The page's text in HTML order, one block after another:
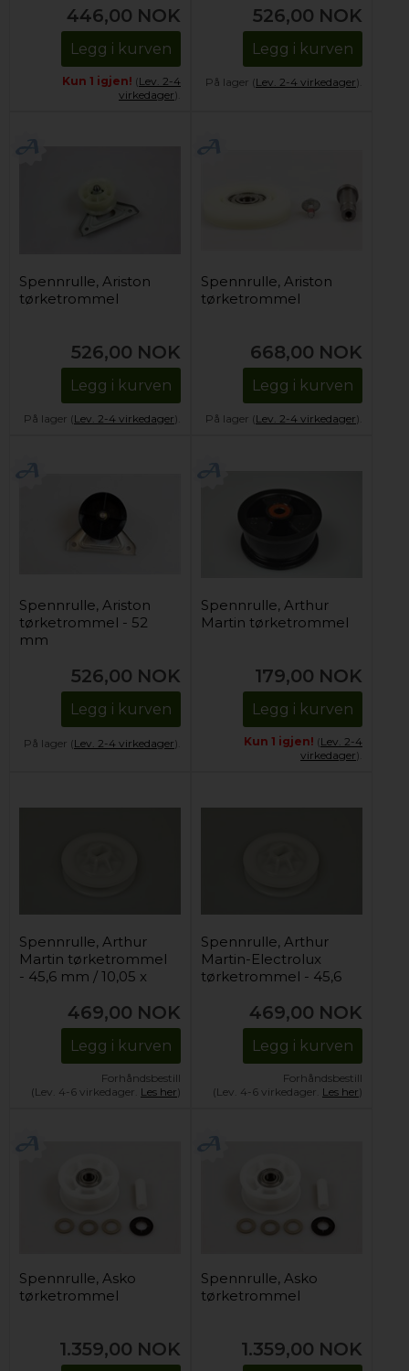
446,00 NOK
Legg i kurven
Kun 1 igjen! (Lev. 2-4
virkedager).
526,00 NOK
Legg i kurven
På lager (Lev. 2-4 virkedager).
Spennrulle, Ariston
tørketrommel
526,00 NOK
Legg i kurven
På lager (Lev. 2-4 virkedager).
Spennrulle, Ariston
tørketrommel
668,00 NOK
Legg i kurven
På lager (Lev. 2-4 virkedager).
Spennrulle, Ariston
tørketrommel - 52
mm
526,00 NOK
Legg i kurven
På lager (Lev. 2-4 virkedager).
Spennrulle, Arthur
Martin tørketrommel
179,00 NOK
Legg i kurven
Kun 1 igjen! (Lev. 2-4
virkedager).
Spennrulle, Arthur
Martin tørketrommel
- 45,6 mm / 10,05 x
469,00 NOK
Legg i kurven
Forhåndsbestill
(Lev. 4-6 virkedager. Les her)
Spennrulle, Arthur
Martin-Electrolux
tørketrommel - 45,6
469,00 NOK
Legg i kurven
Forhåndsbestill
(Lev. 4-6 virkedager. Les her)
Spennrulle, Asko
tørketrommel
1.359,00 NOK
Spennrulle, Asko
tørketrommel
1.359,00 NOK